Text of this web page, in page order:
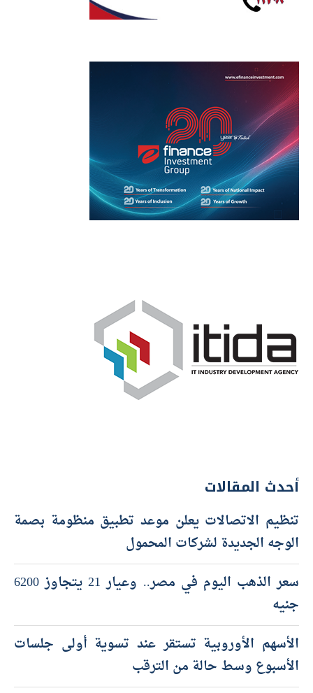
أحدث المقالات
تنظيم الاتصالات يعلن موعد تطبيق منظومة بصمة
الوجه الجديدة لشركات المحمول
سعر الذهب اليوم في مصر.. وعيار 21 يتجاوز 6200
جنيه
الأسهم الأوروبية تستقر عند تسوية أولى جلسات
الأسبوع وسط حالة من الترقب